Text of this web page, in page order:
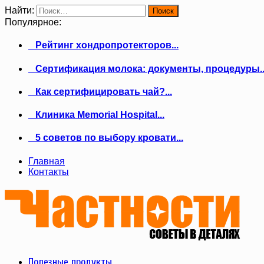
Найти:
Популярное:
Рейтинг хондропротекторов...
Сертификация молока: документы,
Как сертифицировать чай?...
Клиника Memorial Hospital...
5 советов по выбору кровати...
Главная
Контакты